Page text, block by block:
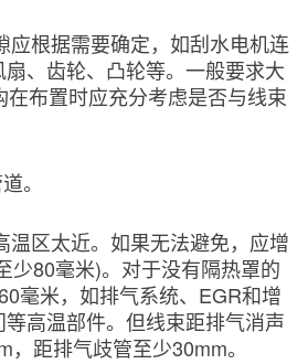
应根据需要确定，如刮水电机连
、齿轮、凸轮等。一般要求大
布置时应充分考虑是否与线束
。
温区太近。如果无法避免，应增
少80毫米)。对于没有隔热罩的
毫米，如排气系统、EGR和增
高温部件。但线束距排气消声
距排气歧管至少30mm。